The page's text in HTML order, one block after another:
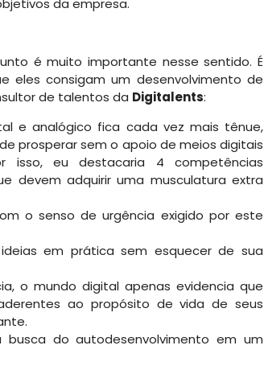
é muito importante nesse sentido. É
eles consigam um desenvolvimento de
de talentos da Digitalents:
e analógico fica cada vez mais tênue,
prosperar sem o apoio de meios digitais
isso, eu destacaria 4 competências
devem adquirir uma musculatura extra
o senso de urgência exigido por este
em prática sem esquecer de sua
o mundo digital apenas evidencia que
ao propósito de vida de seus
do autodesenvolvimento em um